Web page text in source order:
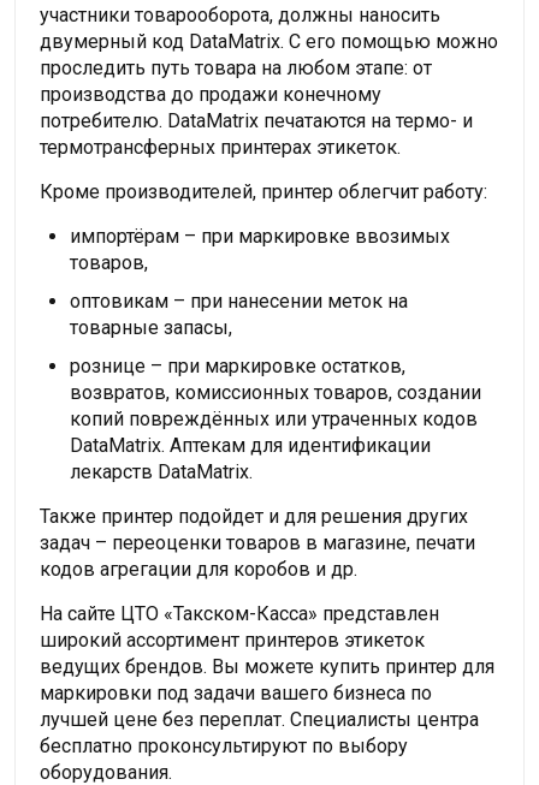
участники товарооборота, должны наносить
двумерный код DataMatrix. С его помощью можно
проследить путь товара на любом этапе: от
производства до продажи конечному
потребителю. DataMatrix печатаются на термо- и
термотрансферных принтерах этикеток.
Кроме производителей, принтер облегчит работу:
импортёрам – при маркировке ввозимых
товаров,
оптовикам – при нанесении меток на
товарные запасы,
рознице – при маркировке остатков,
возвратов, комиссионных товаров, создании
копий повреждённых или утраченных кодов
DataMatrix. Аптекам для идентификации
лекарств DataMatrix.
Также принтер подойдет и для решения других
задач – переоценки товаров в магазине, печати
кодов агрегации для коробов и др.
На сайте ЦТО «Такском-Касса» представлен
широкий ассортимент принтеров этикеток
ведущих брендов. Вы можете купить принтер для
маркировки под задачи вашего бизнеса по
лучшей цене без переплат. Специалисты центра
бесплатно проконсультируют по выбору
оборудования.